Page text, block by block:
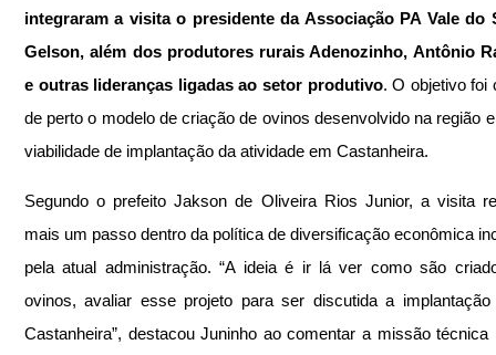
integraram a visita o presidente da Associação PA Vale do
Gelson, além dos produtores rurais Adenozinho, Antônio
e outras lideranças ligadas ao setor produtivo. O objetivo foi
de perto o modelo de criação de ovinos desenvolvido na região
viabilidade de implantação da atividade em Castanheira.
Segundo o prefeito Jakson de Oliveira Rios Junior, a visita
mais um passo dentro da política de diversificação econômica
pela atual administração. “A ideia é ir lá ver como são
ovinos, avaliar esse projeto para ser discutida a
Castanheira”, destacou Juninho ao comentar a missão técnica